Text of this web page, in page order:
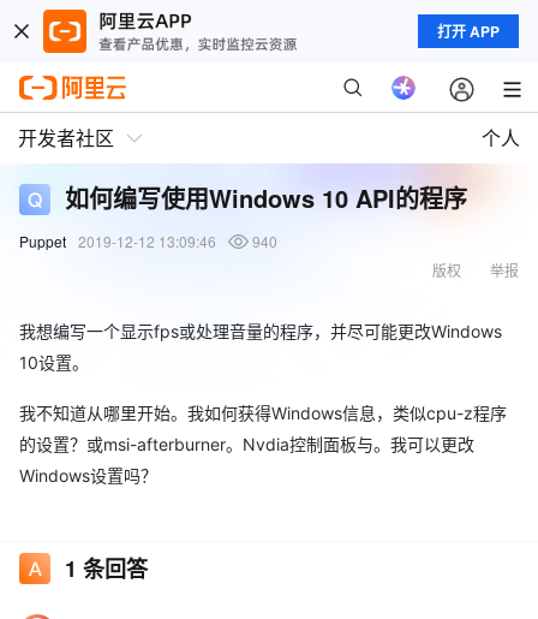
打开 APP
开发者社区 个人
如何编写使用Windows 10 API的程序
Puppet 2019-12-12 13:09:46
940
举报
版权
我想编写一个显示fps或处理音量的程序，并尽可能更改Windows
10设置。
我不知道从哪里开始。我如何获得Windows信息，类似cpu-z程序
的设置？或msi-afterburner。Nvdia控制面板与。我可以更改
Windows设置吗？
1 条回答